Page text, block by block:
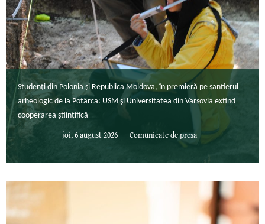
Studenți din Polonia și Republica Moldova, în premieră pe șantierul
arheologic de la Potârca: USM și Universitatea din Varșovia extind
cooperarea științifică
joi, 6 august 2026 Comunicate de presa